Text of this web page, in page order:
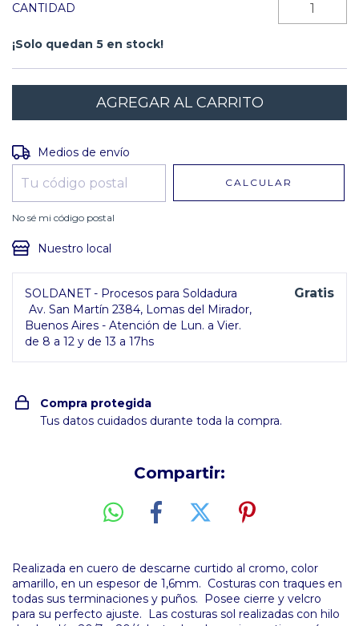
CANTIDAD
¡Solo quedan 5 en stock!
Entregas para el CP:
Medios de envío
CALCULAR
No sé mi código postal
Nuestro local
SOLDANET - Procesos para Soldadura
Av. San Martín 2384, Lomas del Mirador,
Buenos Aires - Atención de Lun. a Vier.
de 8 a 12 y de 13 a 17hs
Gratis
Compra protegida
Tus datos cuidados durante toda la compra.
Compartir:
Realizada en cuero de descarne curtido al cromo, color
amarillo, en un espesor de 1,6mm. Costuras con traques en
todas sus terminaciones y puños. Posee cierre y velcro
para su perfecto ajuste. Las costuras sol realizadas con hilo